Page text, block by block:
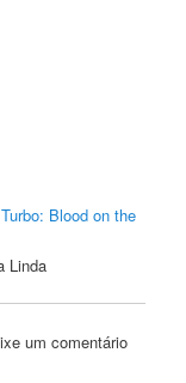
Blood on the
Linda
um comentário